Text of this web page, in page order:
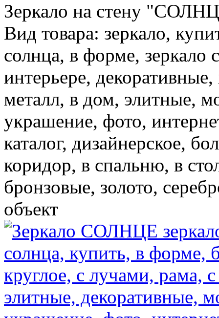
Зеркало на стену
Вид товара: зеркало,
солнца, в форме, зеркало
интерьере,
металл, в дом, элитные,
украшение, фото,
каталог, дизайнерское,
коридор, в спальню, в
бронзовые, золото,
объект